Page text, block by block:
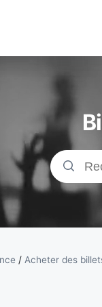
/ Acheter des